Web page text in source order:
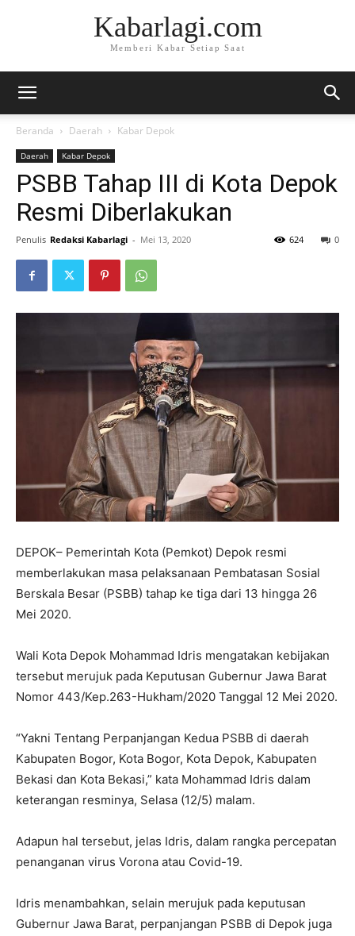
Kabarlagi.com
Memberi Kabar Setiap Saat
Beranda Daerah Kabar Depok
Daerah Kabar Depok
PSBB Tahap III di Kota Depok
Resmi Diberlakukan
Penulis Redaksi Kabarlagi - Mei 13, 2020 0
624
DEPOK– Pemerintah Kota (Pemkot) Depok resmi
memberlakukan masa pelaksanaan Pembatasan Sosial
Berskala Besar (PSBB) tahap ke tiga dari 13 hingga 26
Mei 2020.
Wali Kota Depok Mohammad Idris mengatakan kebijakan
tersebut merujuk pada Keputusan Gubernur Jawa Barat
Nomor 443/Kep.263-Hukham/2020 Tanggal 12 Mei 2020.
“Yakni Tentang Perpanjangan Kedua PSBB di daerah
Kabupaten Bogor, Kota Bogor, Kota Depok, Kabupaten
Bekasi dan Kota Bekasi,” kata Mohammad Idris dalam
keterangan resminya, Selasa (12/5) malam.
Adapun hal tersebut, jelas Idris, dalam rangka percepatan
penanganan virus Vorona atau Covid-19.
Idris menambahkan, selain merujuk pada keputusan
Gubernur Jawa Barat, perpanjangan PSBB di Depok juga